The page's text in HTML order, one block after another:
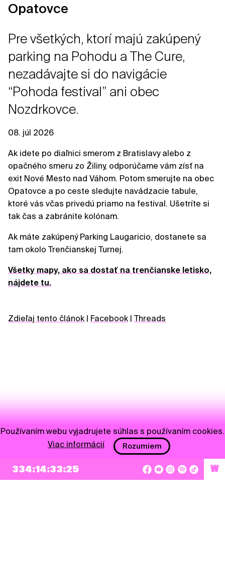
Opatovce
Pre všetkých, ktorí majú zakúpený
parking na Pohodu a The Cure,
nezadávajte si do navigácie
“Pohoda festival” ani obec
Nozdrkovce.
08. júl 2026
Ak idete po diaľnici smerom z Bratislavy alebo z
opačného smeru zo Žiliny, odporúčame vám zísť na
exit Nové Mesto nad Váhom. Potom smerujte na obec
Opatovce a po ceste sledujte navádzacie tabule,
ktoré vás včas privedú priamo na festival. Ušetríte si
tak čas a zabránite kolónam.
Ak máte zakúpený Parking Laugaricio, dostanete sa
tam okolo Trenčianskej Turnej.
Všetky mapy, ako sa dostať na trenčianske letisko,
nájdete tu.
Zdieľaj tento článok Facebook Threads
NEWSLETTER
334:14:33:25 W
Používaním webu vyjadrujete súhlas s používaním cookies.
Viac informácií
Rozumiem